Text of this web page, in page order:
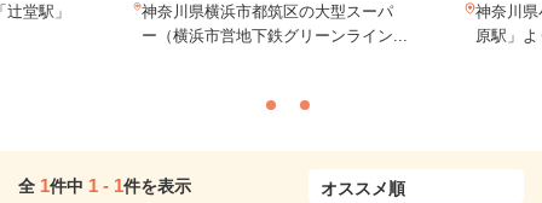
堂駅」
神奈川県横浜市都筑区の大型スーパ
ー（横浜市営地下鉄グリーンライン...
神奈川
原駅」
全 1件中 1 - 1件を表示